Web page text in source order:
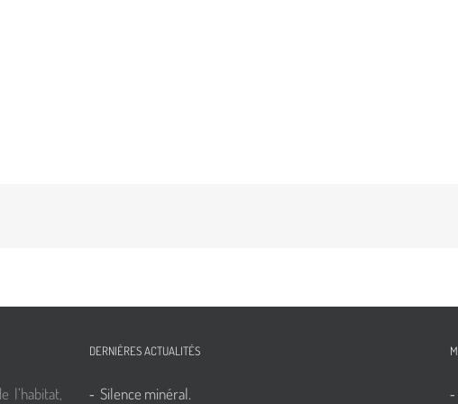
l’habitat,
DERNIÈRES ACTUALITÉS
Silence minéral.